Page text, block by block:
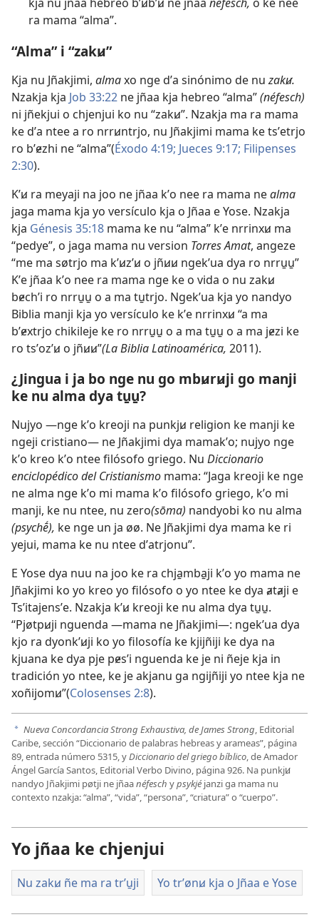
ra mama “alma”.
“Alma” i “zakꞹ”
Kja nu Jñakjimi, almaxo nge dʼa sinónimo de nuzakꞹ.
Nzakja kja Job 33:22 ne jñaa kja hebreo “alma”(néfesch)
ni jñekjui o chjenjui ko nu “zakꞹ”. Nzakja ma ra mama
ke dʼa ntee a ro nrrꞹntrjo, nu Jñakjimi mama ke tsʼetrjo
ro bʼɇzhi ne “alma”​(Éxodo 4:​19; Jueces 9:​17; Filipenses
2:​30).
Kʼꞹ ra meyaji na joo ne jñaa kʼo nee ra mama nealma
jaga mama kja yo versículo kja o Jñaa e Yose. Nzakja
kja Génesis 35:18 mama ke nu “alma” kʼe nrrinxꞹ ma
“pedye”, o jaga mama nu version Torres Amat, angeze
“me ma søtrjo ma kʼꞹzʼꞹ o jñꞹꞹ ngekʼua dya ro nrru̱u̱”
Kʼe jñaa kʼo nee ra mama nge ke o vida o nu zakꞹ
bɇchʼi ro nrru̱u̱ o a ma tu̱trjo. Ngekʼua kja yo nandyo
Biblia manji kja yo versículo ke kʼe nrrinxꞹ “a ma
bʼɇxtrjo chikileje ke ro nrru̱u̱ o a ma tu̱u̱ o a ma jɇzi ke
ro tsʼozʼꞹ o jñꞹꞹ”​(La Biblia Latinoamérica, 2011).
¿Jingua i ja bo nge nu go mbꞹrꞹji go manji
ke nu alma dya tu̱u̱?
Nujyo —nge kʼo kreoji na punkjꞹ religion ke manji ke
ngeji cristiano— ne Jñakjimi dya mamakʼo; nujyo nge
kʼo kreo kʼo nteefilósofo griego. Nu Diccionario
enciclopédico del Cristianismo mama: “Jaga kreoji ke nge
ne alma nge kʼo mi mama kʼo filósofo griego, kʼo mi
manji, ke nu ntee, nu zero(sōma) nandyobi ko nu alma
(psychḗ), ke nge un ja øø. Ne Jñakjimi dya mama ke ri
yejui, mama ke nu ntee dʼatrjonu”.
E Yose dya nuu na joo ke ra chja̱mba̱ji kʼo yo mama ne
Jñakjimi ko yo kreo yo filósofo o yo ntee ke dya ⱥtⱥji e
Tsʼitajensʼe. Nzakja kʼꞹ kreoji ke nu alma dya tu̱u̱.
“Pjøtpꞹji nguenda —mama ne Jñakjimi—: ngekʼua dya
kjo ra dyonkʼꞹji ko yo filosofía ke kjijñiji ke dya na
kjuana ke dya pje pɇsʼi nguenda ke je ni ñeje kja in
tradición yo ntee, ke je akjanu ga ngijñiji yo ntee kja ne
xoñijomꞹ”​(Colosenses 2:8).
a Nueva Concordancia Strong Exhaustiva, de James Strong, Editorial
Caribe, sección “Diccionario de palabras hebreas y arameas”, página
89, entrada número 5315, yDiccionario del griego bíblico, de Amador
Ángel García Santos, Editorial Verbo Divino, página 926. Na punkjꞹ
nandyo Jñakjimi pøtji ne jñaanéfesch ypsykjé janzi ga mama nu
contexto nzakja: “alma”, “vida”, “persona”, “criatura” o “cuerpo”.
Yo jñaa ke chjenjui
Nu zakꞹ ñe ma ra trʼu̱ji Yo trʼønꞹ kja o Jñaa e Yose